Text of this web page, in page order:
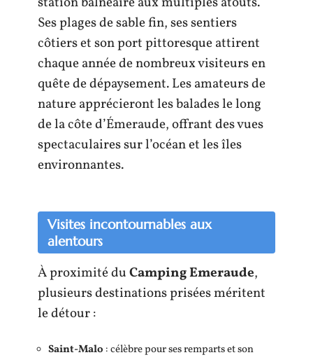
Ses plages de sable fin, ses sentiers
côtiers et son port pittoresque attirent
chaque année de nombreux visiteurs en
quête de dépaysement. Les amateurs de
nature apprécieront les balades le long
de la côte d’Émeraude, offrant des vues
spectaculaires sur l’océan et les îles
environnantes.
Visites incontournables aux
alentours
À proximité duCamping Emeraude,
plusieurs destinations prisées méritent
le détour :
Saint-Malo : célèbre pour ses remparts et son